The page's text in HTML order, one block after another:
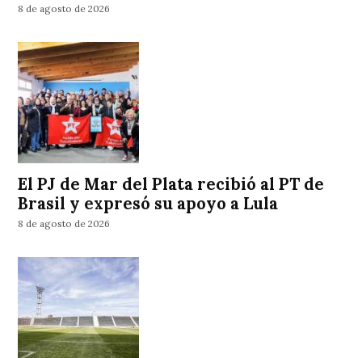
8 de agosto de 2026
El PJ de Mar del Plata recibió al PT de
Brasil y expresó su apoyo a Lula
8 de agosto de 2026